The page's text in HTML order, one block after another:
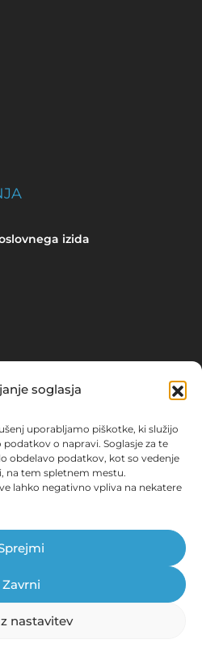
soglasja
uporabljamo piškotke, ki služijo
o napravi. Soglasje za te
obdelavo podatkov, kot so vedenje
na tem spletnem mestu.
lahko negativno vpliva na nekatere
Zavrni
nastavitev
izida
dostopni!
agencija d.o.o., 2026.
ISSN 2536-2712
pogoji|Pravna obvestila